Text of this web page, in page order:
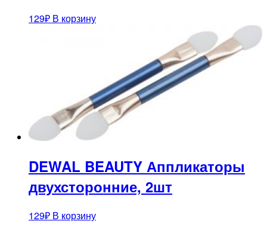
129₽ В корзину
DEWAL BEAUTY Аппликаторы
двухсторонние, 2шт
129₽ В корзину